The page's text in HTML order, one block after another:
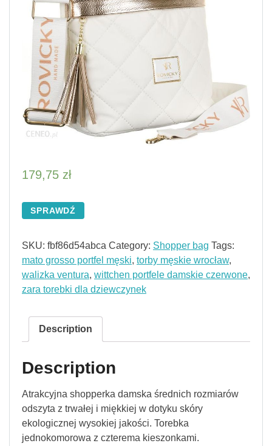
179,75 zł
SPRAWDŹ
SKU: fbf86d54abca Category: Shopper bag Tags:
mato grosso portfel męski, torby męskie wrocław,
walizka ventura, wittchen portfele damskie czerwone,
zara torebki dla dziewczynek
Description
Description
Atrakcyjna shopperka damska średnich rozmiarów
odszyta z trwałej i miękkiej w dotyku skóry
ekologicznej wysokiej jakości. Torebka
jednokomorowa z czterema kieszonkami.